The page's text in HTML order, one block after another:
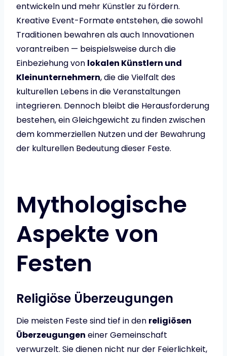
entwickeln und mehr Künstler zu fördern.
Kreative Event-Formate entstehen, die sowohl
Traditionen bewahren als auch Innovationen
vorantreiben — beispielsweise durch die
Einbeziehung von lokalen Künstlern und
Kleinunternehmern, die die Vielfalt des
kulturellen Lebens in die Veranstaltungen
integrieren. Dennoch bleibt die Herausforderung
bestehen, ein Gleichgewicht zu finden zwischen
dem kommerziellen Nutzen und der Bewahrung
der kulturellen Bedeutung dieser Feste.
Mythologische
Aspekte von
Festen
Religiöse Überzeugungen
Die meisten Feste sind tief in den religiösen
Überzeugungen einer Gemeinschaft
verwurzelt. Sie dienen nicht nur der Feierlichkeit,